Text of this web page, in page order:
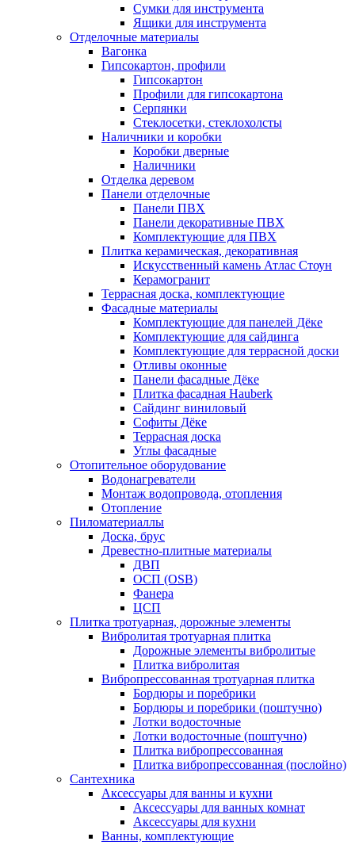
Сумки для инструмента
Ящики для инструмента
Отделочные материалы
Вагонка
Гипсокартон, профили
Гипсокартон
Профили для гипсокартона
Серпянки
Стеклосетки, стеклохолсты
Наличники и коробки
Коробки дверные
Наличники
Отделка деревом
Панели отделочные
Панели ПВХ
Панели декоративные ПВХ
Комплектующие для ПВХ
Плитка керамическая, декоративная
Искусственный камень Атлас Стоун
Керамогранит
Террасная доска, комплектующие
Фасадные материалы
Комплектующие для панелей Дёке
Комплектующие для сайдинга
Комплектующие для террасной доски
Отливы оконные
Панели фасадные Дёке
Плитка фасадная Hauberk
Сайдинг виниловый
Софиты Дёке
Террасная доска
Углы фасадные
Отопительное оборудование
Водонагреватели
Монтаж водопровода, отопления
Отопление
Пиломатериаллы
Доска, брус
Древестно-плитные материалы
ДВП
ОСП (OSB)
Фанера
ЦСП
Плитка тротуарная, дорожные элементы
Вибролитая тротуарная плитка
Дорожные элементы вибролитые
Плитка вибролитая
Вибропрессованная тротуарная плитка
Бордюры и поребрики
Бордюры и поребрики (поштучно)
Лотки водосточные
Лотки водосточные (поштучно)
Плитка вибропрессованная
Плитка вибропрессованная (послойно)
Сантехника
Аксессуары для ванны и кухни
Аксессуары для ванных комнат
Аксессуары для кухни
Ванны, комплектующие